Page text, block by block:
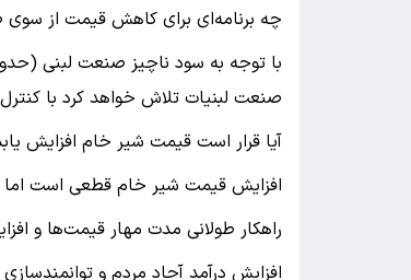
چه برنامه‌ای برای کاهش قیمت از سوی
صنعت لبنیات تلاش خواهد کرد با
آیا قرار است قیمت شیر خام افزایش
افزایش قیمت شیر خام قطعی است اما
راهکار طولانی مدت مهار قیمت‌ها و
افزایش درآمد آحاد مردم و